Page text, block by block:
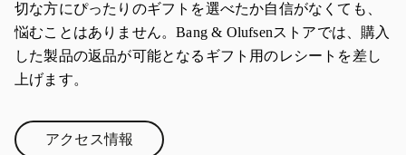
切な方にぴったりのギフトを選べたか自信がなくても、
悩むことはありません。Bang & Olufsenストアでは、購入
した製品の返品が可能となるギフト用のレシートを差し
上げます。
アクセス情報Link Opens in New Tab